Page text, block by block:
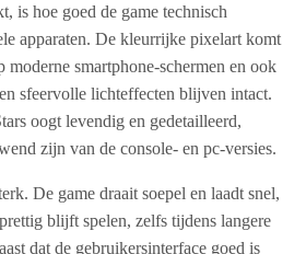
is hoe goed de game technisch
apparaten. De kleurrijke pixelart komt
smartphone-schermen en ook
sfeervolle lichteffecten blijven intact.
oogt levendig en gedetailleerd,
zijn van de console- en pc-versies.
De game draait soepel en laadt snel,
blijft spelen, zelfs tijdens langere
dat de gebruikersinterface goed is